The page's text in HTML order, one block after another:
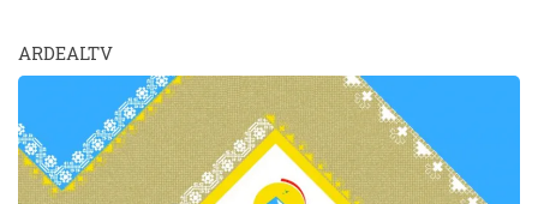
ARDEALTV